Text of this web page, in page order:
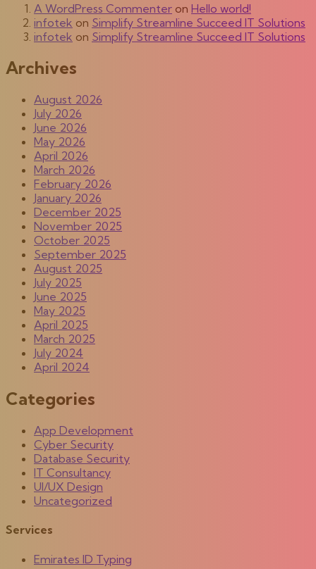
A WordPress Commenter on Hello world!
infotek on Simplify Streamline Succeed IT Solutions
infotek on Simplify Streamline Succeed IT Solutions
Archives
August 2026
July 2026
June 2026
May 2026
April 2026
March 2026
February 2026
January 2026
December 2025
November 2025
October 2025
September 2025
August 2025
July 2025
June 2025
May 2025
April 2025
March 2025
July 2024
April 2024
Categories
App Development
Cyber Security
Database Security
IT Consultancy
UI/UX Design
Uncategorized
Services
Emirates ID Typing